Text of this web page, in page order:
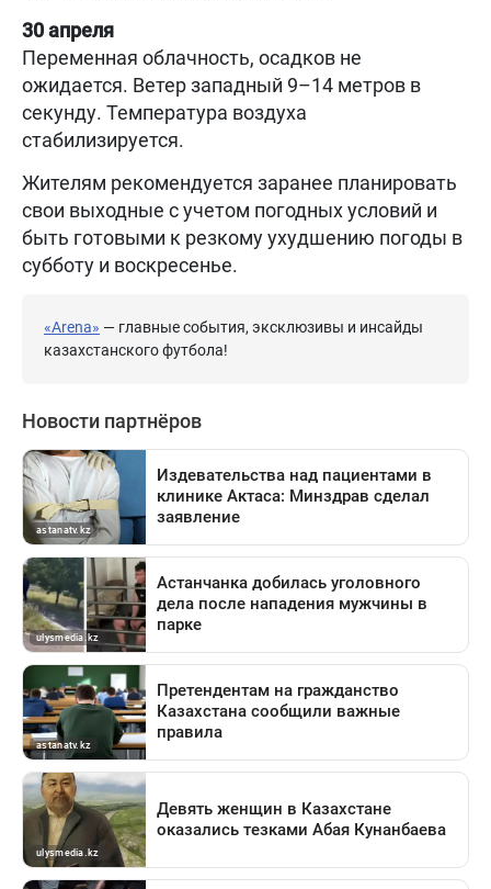
30 апреля
Переменная облачность, осадков не
ожидается. Ветер западный 9–14 метров в
секунду. Температура воздуха
стабилизируется.
Жителям рекомендуется заранее планировать
свои выходные с учетом погодных условий и
быть готовыми к резкому ухудшению погоды в
субботу и воскресенье.
«Arena» — главные события, эксклюзивы и инсайды
казахстанского футбола!